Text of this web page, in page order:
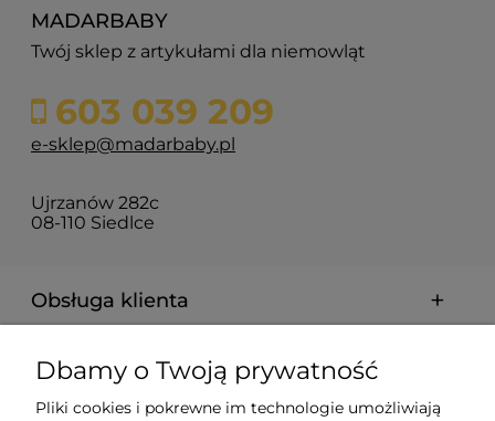
MADARBABY
Twój sklep z artykułami dla niemowląt
603 039 209
e-sklep@madarbaby.pl
Ujrzanów 282c
08-110 Siedlce
Obsługa klienta
Pomoc
Dbamy o Twoją prywatność
Pliki cookies i pokrewne im technologie umożliwiają